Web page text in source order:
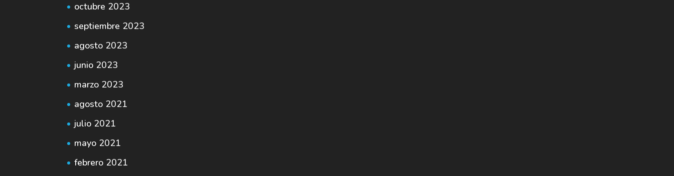
octubre 2023
septiembre 2023
agosto 2023
junio 2023
marzo 2023
agosto 2021
julio 2021
mayo 2021
febrero 2021